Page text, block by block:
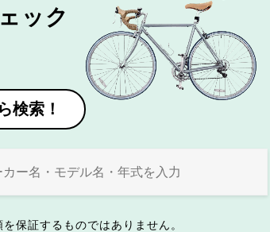
ック
検索！
保証するものではありません。